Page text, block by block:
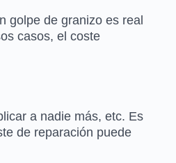
golpe de granizo es real
casos, el coste
a nadie más, etc. Es
de reparación puede